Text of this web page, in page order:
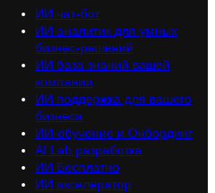
ИИ чат-бот
ИИ аналитик для умных
бизнес-решений
ИИ база знаний вашей
компании
ИИ поддержка для вашего
бизнеса
ИИ-обучение и Онбординг
AI Lab разработка
ИИ Бесплатно
ИИ акселератор